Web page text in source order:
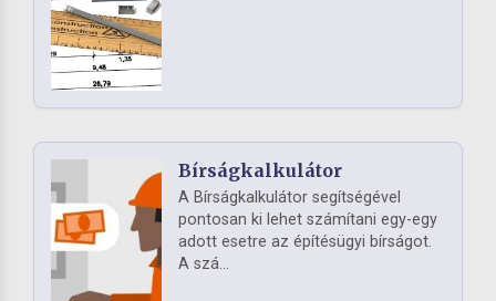
Bírságkalkulátor
A Bírságkalkulátor segítségével
pontosan ki lehet számítani egy-egy
adott esetre az építésügyi bírságot.
A szá...